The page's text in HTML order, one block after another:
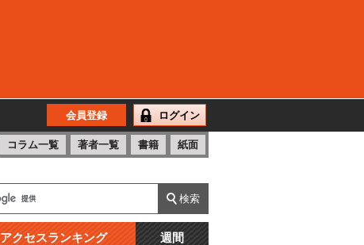
会員登録 ログイン
コラム一覧 著者一覧 書籍 紙面
アクセスランキング 週間